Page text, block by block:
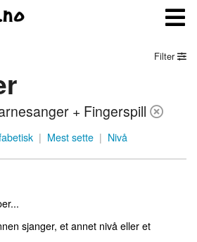
Filter
+ Fingerspill
| Mest sette | Nivå
sjanger, et annet nivå eller et